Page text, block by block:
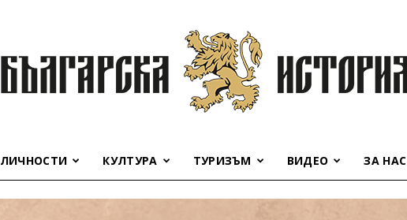
ЛИЧНОСТИ КУЛТУРА ТУРИЗЪМ ВИДЕО ЗА НАС